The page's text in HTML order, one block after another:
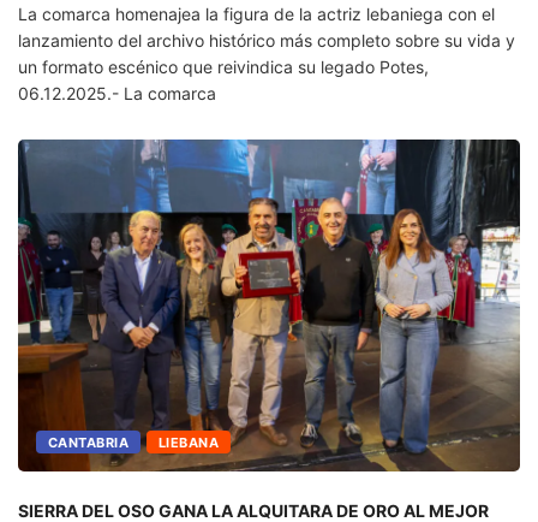
La comarca homenajea la figura de la actriz lebaniega con el
lanzamiento del archivo histórico más completo sobre su vida y
un formato escénico que reivindica su legado Potes,
06.12.2025.- La comarca
CANTABRIA LIEBANA
SIERRA DEL OSO GANA LA ALQUITARA DE ORO AL MEJOR